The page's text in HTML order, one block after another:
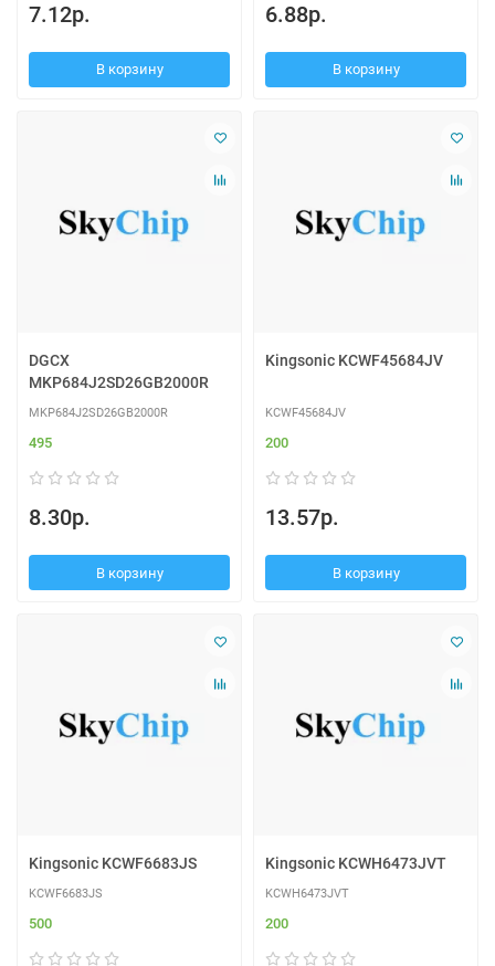
7.12р.
В корзину
6.88р.
В корзину
DGCX
MKP684J2SD26GB2000R
MKP684J2SD26GB2000R
495
8.30р.
В корзину
Kingsonic KCWF45684JV
KCWF45684JV
200
13.57р.
В корзину
Kingsonic KCWF6683JS
KCWF6683JS
500
Kingsonic KCWH6473JVT
KCWH6473JVT
200